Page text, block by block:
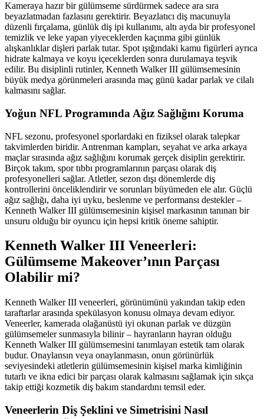
Kameraya hazır bir gülümseme sürdürmek sadece ara sıra
beyazlatmadan fazlasını gerektirir. Beyazlatıcı diş macunuyla
düzenli fırçalama, günlük diş ipi kullanımı, altı ayda bir profesyonel
temizlik ve leke yapan yiyeceklerden kaçınma gibi günlük
alışkanlıklar dişleri parlak tutar. Spot ışığındaki kamu figürleri ayrıca
hidrate kalmaya ve koyu içeceklerden sonra durulamaya teşvik
edilir. Bu disiplinli rutinler, Kenneth Walker III gülümsemesinin
büyük medya görünmeleri arasında maç günü kadar parlak ve cilalı
kalmasını sağlar.
Yoğun NFL Programında Ağız Sağlığını Koruma
NFL sezonu, profesyonel sporlardaki en fiziksel olarak talepkar
takvimlerden biridir. Antrenman kampları, seyahat ve arka arkaya
maçlar sırasında ağız sağlığını korumak gerçek disiplin gerektirir.
Birçok takım, spor tıbbı programlarının parçası olarak diş
profesyonelleri sağlar. Atletler, sezon dışı dönemlerde diş
kontrollerini önceliklendirir ve sorunları büyümeden ele alır. Güçlü
ağız sağlığı, daha iyi uyku, beslenme ve performansı destekler –
Kenneth Walker III gülümsemesinin kişisel markasının tanınan bir
unsuru olduğu bir oyuncu için hepsi kritik öneme sahiptir.
Kenneth Walker III Veneerleri:
Gülümseme Makeover’ının Parçası
Olabilir mi?
Kenneth Walker III veneerleri, görünümünü yakından takip eden
taraftarlar arasında spekülasyon konusu olmaya devam ediyor.
Veneerler, kamerada olağanüstü iyi okunan parlak ve düzgün
gülümsemeler sunmasıyla bilinir – hayranların hayran olduğu
Kenneth Walker III gülümsemesini tanımlayan estetik tam olarak
budur. Onaylansın veya onaylanmasın, onun görünürlük
seviyesindeki atletlerin gülümsemesinin kişisel marka kimliğinin
tutarlı ve ikna edici bir parçası olarak kalmasını sağlamak için sıkça
takip ettiği kozmetik diş bakım standardını temsil eder.
Veneerlerin Diş Şeklini ve Simetrisini Nasıl